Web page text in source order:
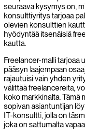
seuraava kysymys on,
konsulttiyritys tarjoaa
olevien konsulttien
hyödyntää itsenäisiä
kautta.
Freelancer-malli tarjoaa
pääsyn laajempaan
rajautuisi vain yhden
välittää freelancereita,
koko markkinalta. Tämä
sopivan asiantuntijan
IT-konsultti, jolla on
joka on sattumalta